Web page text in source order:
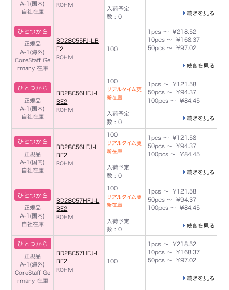
A-1(国内)
自社在庫
ROHM
入荷予定
数 : 0
続きを見る
ひとつから
正規品
A-1(海外)
CoreStaff Ge
rmany 在庫
BD28C55FJ-LB
E2
ROHM
100
1pcs ～ ¥218.52
10pcs ～ ¥168.37
50pcs ～ ¥97.02
続きを見る
ひとつから
正規品
A-1(国内)
自社在庫
BD28C56HFJ-L
BE2
ROHM
100
リアルタイム更
新在庫
入荷予定
数 : 0
1pcs ～ ¥121.58
50pcs ～ ¥94.37
100pcs ～ ¥84.45
続きを見る
ひとつから
正規品
A-1(国内)
自社在庫
BD28C56LFJ-L
BE2
ROHM
100
リアルタイム更
新在庫
入荷予定
数 : 0
1pcs ～ ¥121.58
50pcs ～ ¥94.37
100pcs ～ ¥84.45
続きを見る
ひとつから
正規品
A-1(国内)
自社在庫
BD28C57HFJ-L
BE2
ROHM
100
リアルタイム更
新在庫
入荷予定
数 : 0
1pcs ～ ¥121.58
50pcs ～ ¥94.37
100pcs ～ ¥84.45
続きを見る
ひとつから
正規品
A-1(海外)
CoreStaff Ge
rmany 在庫
BD28C57HFJ-L
BE2
ROHM
100
1pcs ～ ¥218.52
10pcs ～ ¥168.37
50pcs ～ ¥97.02
続きを見る